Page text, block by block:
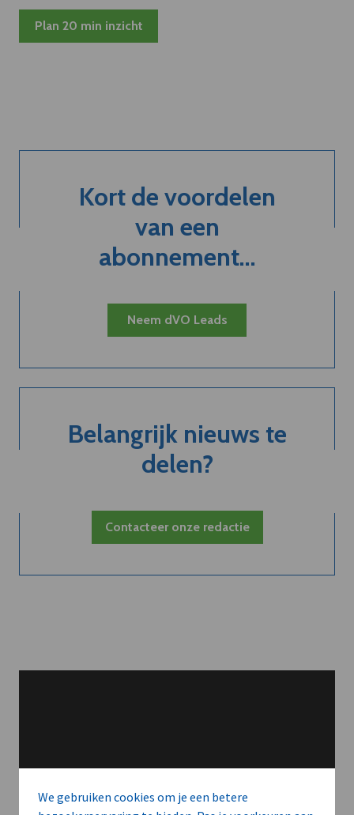
We gebruiken cookies om je een betere
Plan 20 min inzicht
Kort de voordelen
van een
abonnement...
Neem dVO Leads
Belangrijk nieuws te
delen?
Contacteer onze redactie